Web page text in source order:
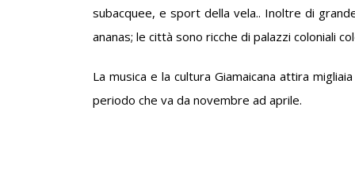
subacquee, e sport della vela.. Inoltre di
ananas; le città sono ricche di palazzi coloniali
La musica e la cultura Giamaicana attira
periodo che va da novembre ad aprile.